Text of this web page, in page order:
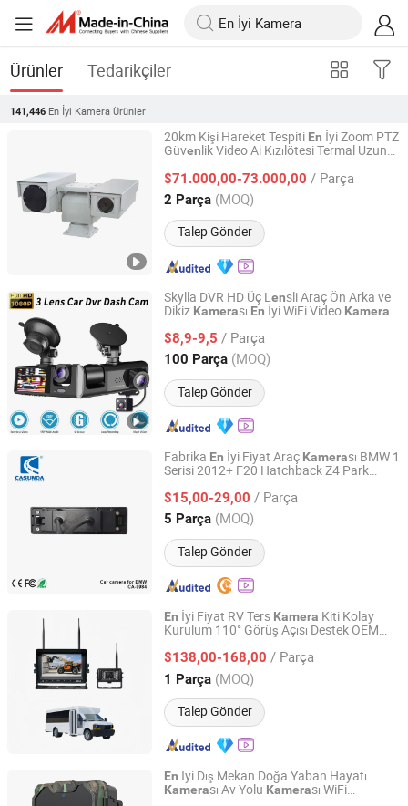
Ürünler Tedarikçiler
141,446 En İyi Kamera Ürünler
20km Kişi Hareket Tespiti En İyi Zoom PTZ
Güven lik Video Ai Kızılötesi Termal Uzun
$71.000,00-73.000,00 / Parça
2 Parça (MOQ)
Talep Gönder
Hangzhou Chenquan Tech Co., Ltd
Zhejiang, China Fiyat 2020
Skylla DVR HD Üç Lensli Araç Ön Arka ve
Dikiz Kamerası En İyi WiFi Video Kamerası
$8,9-9,5 / Parça
100 Parça (MOQ)
Talep Gönder
Huizhou Tianjie Technology Co., Ltd.
Guangdong, China Fiyat 2023
Fabrika En İyi Fiyat Araç Kamerası BMW 1
Serisi 2012+ F20 Hatchback Z4 Park
$15,00-29,00 / Parça
5 Parça (MOQ)
Talep Gönder
Shenzhen Casunda Tech Limited
Guangdong, China Fiyat 2021
En İyi Fiyat RV Ters Kamera Kiti Kolay
Kurulum 110° Görüş Açısı Destek OEM
$138,00-168,00 / Parça
1 Parça (MOQ)
Talep Gönder
Veise (Guang Zhou) Electronics Co., Ltd.
Guangdong, China Fiyat 2006
En İyi Dış Mekan Doğa Yaban Hayatı
Kamerası Av Yolu Kamerası WiFi
Shenzhen Shire Star Electronic Technology Co., Ltd.